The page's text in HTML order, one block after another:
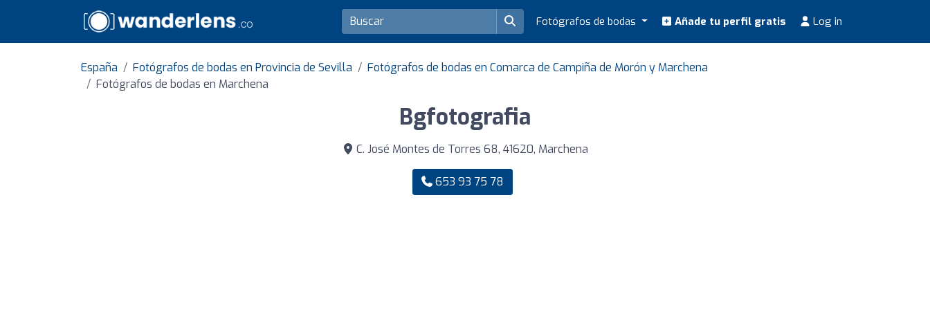
Fotógrafos de bodas Añade tu perfil gratis Log in
España Fotógrafos de bodas en Provincia de Sevilla
Fotógrafos de bodas en Comarca de Campiña de Morón y Marchena
Fotógrafos de bodas en Marchena
Bgfotografia
C. José Montes de Torres 68, 41620, Marchena
653 93 75 78